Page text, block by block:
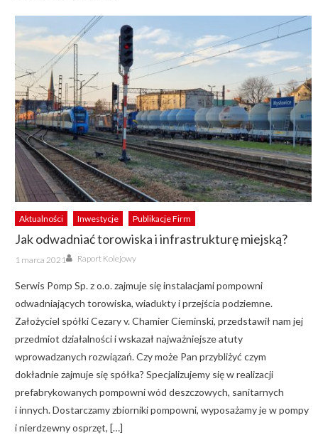
Aktualności Inwestycje Publikacje Firm
Jak odwadniać torowiska i infrastrukturę miejską?
Posted
on
1 marca 2021 Author
Raport Kolejowy
Serwis Pomp Sp. z o.o. zajmuje się instalacjami pompowni
odwadniających torowiska, wiadukty i przejścia podziemne.
Założyciel spółki Cezary v. Chamier Cieminski, przedstawił nam jej
przedmiot działalności i wskazał najważniejsze atuty
wprowadzanych rozwiązań. Czy może Pan przybliżyć czym
dokładnie zajmuje się spółka? Specjalizujemy się w realizacji
prefabrykowanych pompowni wód deszczowych, sanitarnych
i innych. Dostarczamy zbiorniki pompowni, wyposażamy je w pompy
i nierdzewny osprzęt, […]